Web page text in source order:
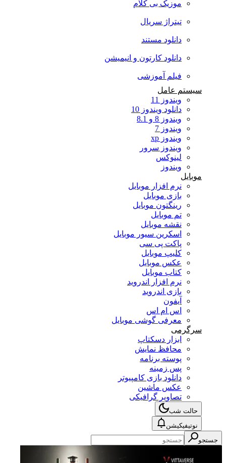
موزیک بی کلام
تیتراژ سریال
دانلود مستند
دانلود کارتون و انیمیشن
فیلم آموزشی
سیستم عامل
ویندوز 11
دانلود ویندوز 10
ویندوز 8 و 8.1
ویندوز 7
ویندوز xp
ویندوز سرور
لینوکس
ویندوز
موبایل
نرم افزار موبایل
بازی موبایل
رینگتون موبایل
تم موبایل
نقشه موبایل
اسکرین سیور موبایل
پاکت پی سی
کلیپ موبایل
عکس موبایل
کتاب موبایل
نرم افزار اندروید
بازی اندروید
آیفون
اس ام اس
معرفی گوشی موبایل
سرگرمی
ابزار دسکتاپ
محافظ نمایش
پوسته برنامه
پس زمینه
دانلود بازی کامپیوتر
عکس ماشین
تصاویر گرافیکی
حالت شب
نوتیفیکیشن
جستجو